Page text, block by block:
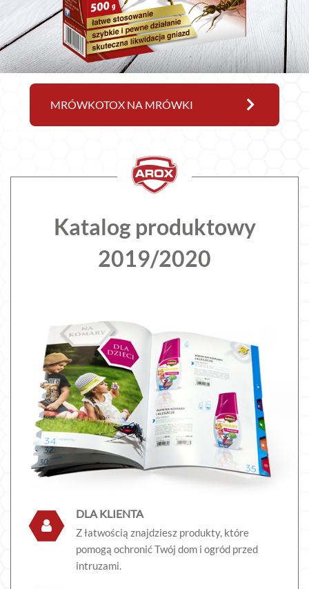
MRÓWKOTOX NA MRÓWKI
Katalog produktowy
2019/2020
DLA KLIENTA
Z łatwością znajdziesz produkty, które
pomogą ochronić Twój dom i ogród przed
intruzami.